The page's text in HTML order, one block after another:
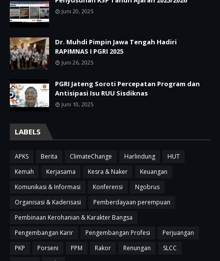
Juni 20, 2025
Dr. Muhdi Pimpin Jawa Tengah Hadiri
RAPIMNAS I PGRI 2025
Juni 26, 2025
PGRI Jateng Soroti Percepatan Program dan
Antisipasi Isu RUU Sisdiknas
Juni 10, 2025
LABELS
APKS Berita ClimateChange Harlindung
HUT
Kemah
Kerjasama Kesra & Naker
Keuangan
Komunikasi & Informasi
Konferensi
Ngobrus
Organisasi & Kaderisasi
Pemberdayaan perempuan
Pembinaan Kerohanian & Karakter Bangsa
Pengembangan Karir
Pengembangan Profesi
Perjuangan
PKP
Porseni PPM Rakor Renungan
SLCC